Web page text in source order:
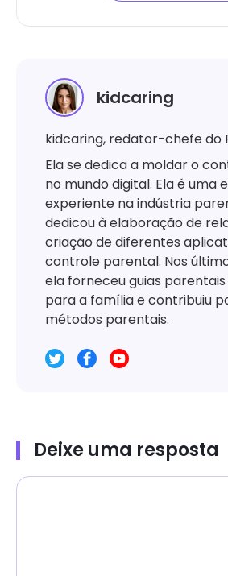
kidcaring
kidcaring, redator-chefe do
Ela se dedica a moldar o
no mundo digital. Ela é uma
experiente na indústria
dedicou à elaboração de
criação de diferentes
controle parental. Nos
ela forneceu guias parentais
para a família e contribuiu
métodos parentais.
Deixe uma resposta